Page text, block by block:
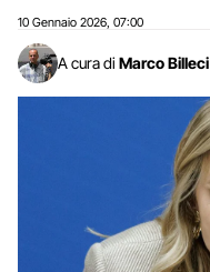
10 Gennaio 2026 07:00
A cura di Marco Billeci